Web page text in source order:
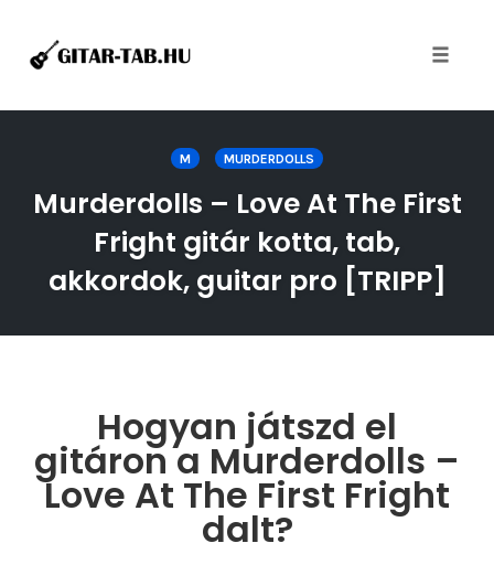
M MURDERDOLLS
Murderdolls – Love At The First
Fright gitár kotta, tab,
akkordok, guitar pro [TRIPP]
Hogyan játszd el
gitáron a Murderdolls –
Love At The First Fright
dalt?